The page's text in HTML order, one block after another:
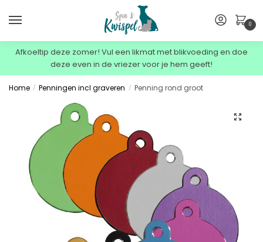
0
Afkoeltip deze zomer! Vul een likmat met blikvoeding en doe
deze even in de vriezer voor je hem geeft!
Home / Penningen incl graveren / Penning rond groot